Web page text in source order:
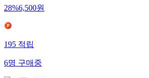
28%6,500원
195적립
6명구매중